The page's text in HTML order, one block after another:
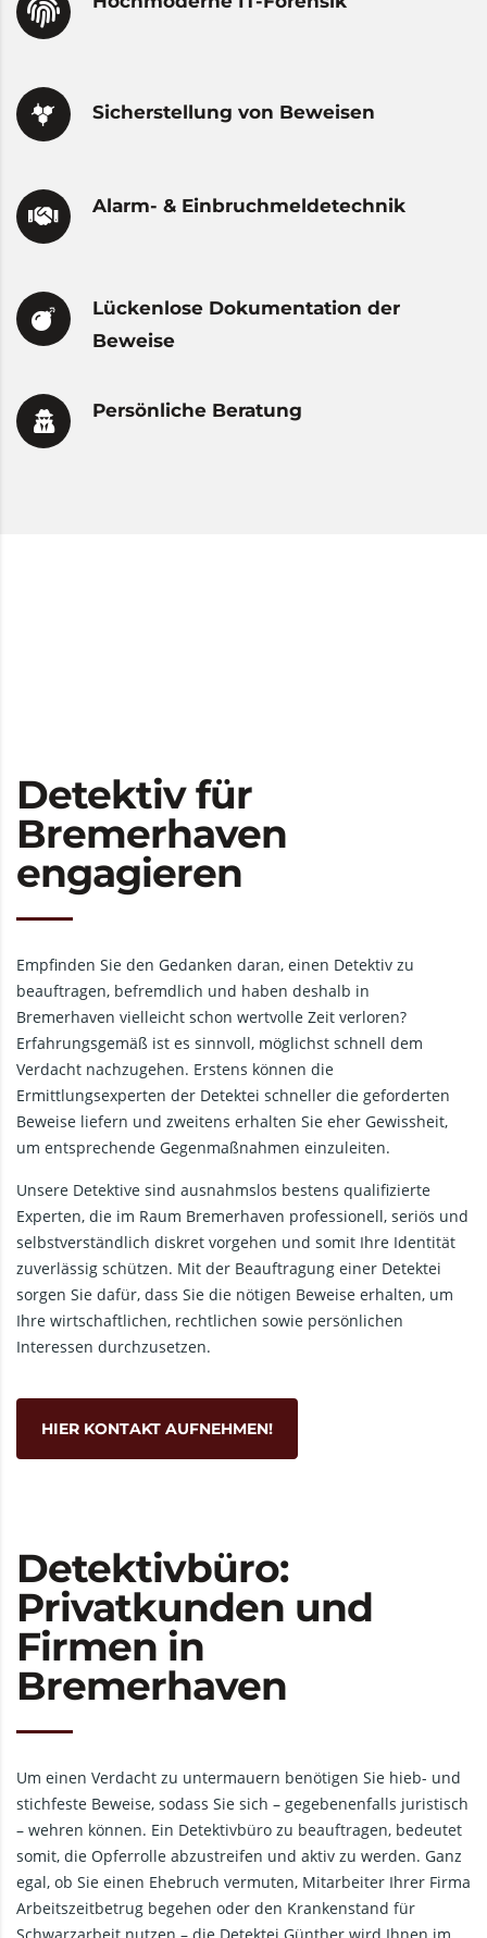
Sicherstellung von Beweisen
Alarm- & Einbruchmeldetechnik
Lückenlose Dokumentation der
Beweise
Persönliche Beratung
Detektiv für
Bremerhaven
engagieren
Empfinden Sie den Gedanken daran, einen Detektiv zu
beauftragen, befremdlich und haben deshalb in
Bremerhaven vielleicht schon wertvolle Zeit verloren?
Erfahrungsgemäß ist es sinnvoll, möglichst schnell dem
Verdacht nachzugehen. Erstens können die
Ermittlungsexperten der Detektei schneller die geforderten
Beweise liefern und zweitens erhalten Sie eher Gewissheit,
um entsprechende Gegenmaßnahmen einzuleiten.
Unsere Detektive sind ausnahmslos bestens qualifizierte
Experten, die im Raum Bremerhaven professionell, seriös und
selbstverständlich diskret vorgehen und somit Ihre Identität
zuverlässig schützen. Mit der Beauftragung einer Detektei
sorgen Sie dafür, dass Sie die nötigen Beweise erhalten, um
Ihre wirtschaftlichen, rechtlichen sowie persönlichen
Interessen durchzusetzen.
HIER KONTAKT AUFNEHMEN!
Detektivbüro:
Privatkunden und
Firmen in
Bremerhaven
Um einen Verdacht zu untermauern benötigen Sie hieb- und
stichfeste Beweise, sodass Sie sich – gegebenenfalls juristisch
– wehren können. Ein Detektivbüro zu beauftragen, bedeutet
somit, die Opferrolle abzustreifen und aktiv zu werden. Ganz
egal, ob Sie einen Ehebruch vermuten, Mitarbeiter Ihrer Firma
Arbeitszeitbetrug begehen oder den Krankenstand für